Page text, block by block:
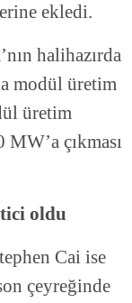
ekledi.
halihazırda
modül üretim
üretim
çıkması
oldu
Cai ise
çeyreğinde